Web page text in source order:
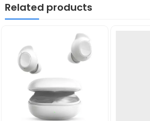
Related products